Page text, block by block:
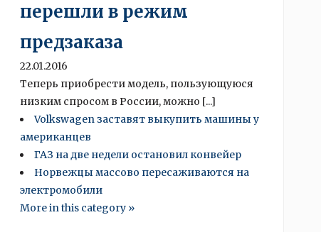
перешли в режим
предзаказа
22.01.2016
Теперь приобрести модель, пользующуюся
низким спросом в России, можно [...]
Volkswagen заставят выкупить машины у
американцев
ГАЗ на две недели остановил конвейер
Норвежцы массово пересаживаются на
электромобили
More in this category »